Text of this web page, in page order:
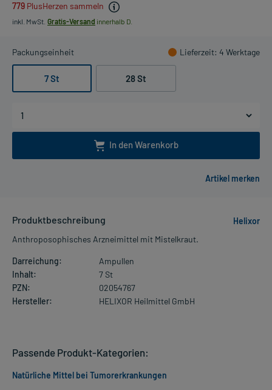
779 PlusHerzen sammeln
inkl. MwSt. Gratis-Versand innerhalb D.
Packungseinheit Lieferzeit: 4 Werktage
7 St 28 St
In den Warenkorb
Produktbeschreibung
Helixor
Anthroposophisches Arzneimittel mit Mistelkraut.
Darreichung:
Ampullen
Inhalt:
7 St
PZN:
02054767
Hersteller:
HELIXOR Heilmittel GmbH
Passende Produkt-Kategorien:
Natürliche Mittel bei Tumorerkrankungen